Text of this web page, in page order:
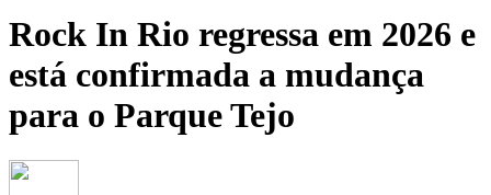
Rock In Rio regressa em 2026 e
está confirmada a mudança
para o Parque Tejo